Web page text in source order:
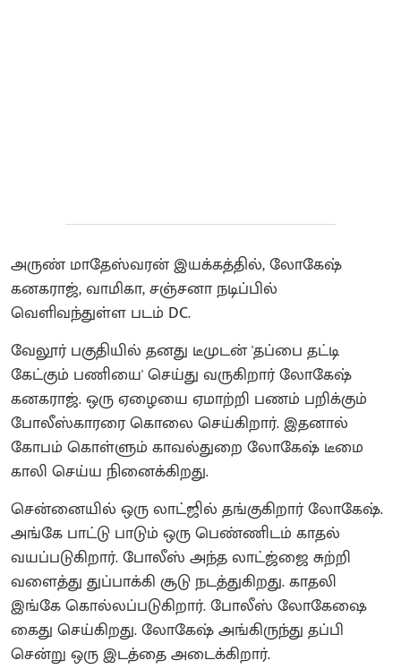
அருண் மாதேஸ்வரன் இயக்கத்தில், லோகேஷ்
கனகராஜ், வாமிகா, சஞ்சனா நடிப்பில்
வெளிவந்துள்ள படம் DC.
வேலூர் பகுதியில் தனது டீமுடன் 'தப்பை தட்டி
கேட்கும் பணியை' செய்து வருகிறார் லோகேஷ்
கனகராஜ். ஒரு ஏழையை ஏமாற்றி பணம் பறிக்கும்
போலீஸ்காரரை கொலை செய்கிறார். இதனால்
கோபம் கொள்ளும் காவல்துறை லோகேஷ் டீமை
காலி செய்ய நினைக்கிறது.
சென்னையில் ஒரு லாட்ஜில் தங்குகிறார் லோகேஷ்.
அங்கே பாட்டு பாடும் ஒரு பெண்ணிடம் காதல்
வயப்படுகிறார். போலீஸ் அந்த லாட்ஜ்ஜை சுற்றி
வளைத்து துப்பாக்கி சூடு நடத்துகிறது. காதலி
இங்கே கொல்லப்படுகிறார். போலீஸ் லோகேஷை
கைது செய்கிறது. லோகேஷ் அங்கிருந்து தப்பி
சென்று ஒரு இடத்தை அடைக்கிறார்.